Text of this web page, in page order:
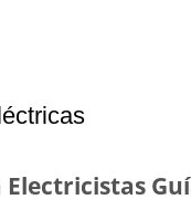
Electricistas